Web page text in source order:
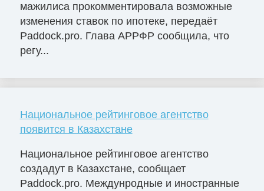
мажилиса прокомментировала возможные
изменения ставок по ипотеке, передаёт
Paddock.pro. Глава АРРФР сообщила, что
регу...
Национальное рейтинговое агентство
появится в Казахстане
Национальное рейтинговое агентство
создадут в Казахстане, сообщает
Paddock.pro. Междунродные и иностранные